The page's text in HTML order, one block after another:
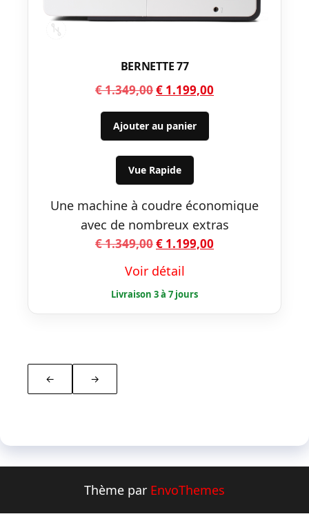
BERNETTE 77
€1.349,00Le
prix
initial
était :
€ 1.349,00.
€ 1.199,00
Ajouter au panier
Vue Rapide
Une machine à coudre économique
avec de nombreux extras
€1.349,00Le
initial
était :
€ 1.349,00.
€ 1.199,00
€ 1.199,00.
Voir détail
← →
Thème par EnvoThemes